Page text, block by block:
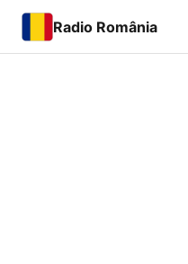
Radio România